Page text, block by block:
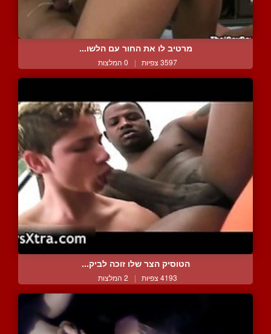
מרטיב לו את החור עם הלשו...
3597 צפיות | 0 המלצות
הטוסיק הצר שלו זוכה לביק...
4193 צפיות | 2 המלצות